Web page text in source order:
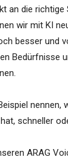
an die richtige
wir mit KI
besser und
Bedürfnisse
nennen,
schneller
ARAG